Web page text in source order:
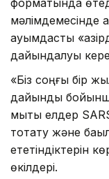
форматында
мәлімдемесінде
қауымдастық
дайындалуы
«Біз соңғы бір
дайындық
мықты елдер
тоқтату және
ететіндіктерін
өкілдері.